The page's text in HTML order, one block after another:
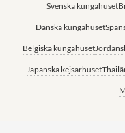
Svenska kungahuset
Danska kungahuset
Belgiska kungahuset
Japanska kejsarhuset